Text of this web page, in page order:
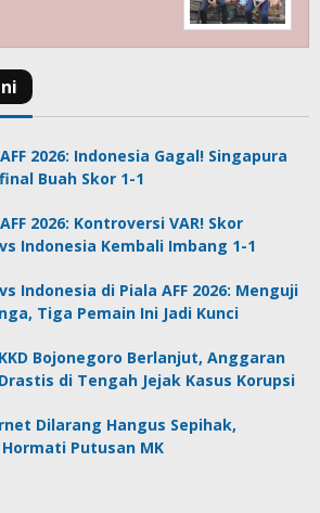
2026: Indonesia Gagal! Singapura
Buah Skor 1-1
2026: Kontroversi VAR! Skor
Indonesia Kembali Imbang 1-1
Indonesia di Piala AFF 2026: Menguji
Tiga Pemain Ini Jadi Kunci
Bojonegoro Berlanjut, Anggaran
di Tengah Jejak Kasus Korupsi
Dilarang Hangus Sepihak,
Putusan MK